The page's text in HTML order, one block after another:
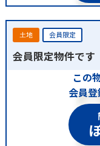
土地 会員限定
会員限定物件です
この
会員登